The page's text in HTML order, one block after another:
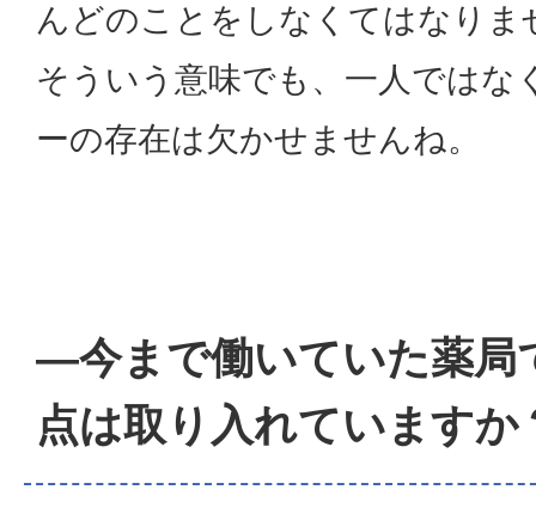
んどのことをしなくてはなりま
そういう意味でも、一人ではな
ーの存在は欠かせませんね。
―今まで働いていた薬局
点は取り入れていますか